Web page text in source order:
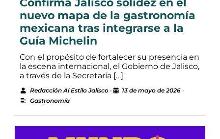
Confirma Jalisco solidez en el
nuevo mapa de la gastronomía
mexicana tras integrarse a la
Guía Michelin
Con el propósito de fortalecer su presencia en
la escena internacional, el Gobierno de Jalisco,
a través de la Secretaría […]
Redacción Al Estilo Jalisco • 13 de mayo de 2026 •
Gastronomía